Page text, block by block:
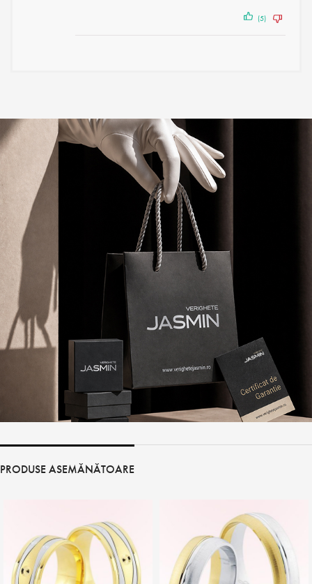
(5)
PRODUSE ASEMĂNĂTOARE